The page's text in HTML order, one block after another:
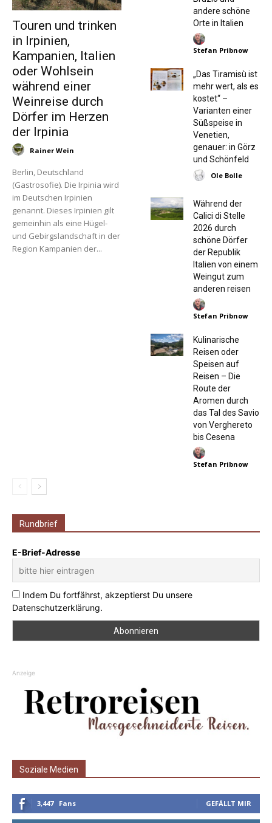
Touren und trinken
in Irpinien,
Kampanien, Italien
oder Wohlsein
während einer
Weinreise durch
Dörfer im Herzen
der Irpinia
Rainer Wein
Berlin, Deutschland
(Gastrosofie). Die Irpinia wird
im Deutschen Irpinien
genannt. Dieses Irpinien gilt
gemeinhin als eine Hügel-
und Gebirgslandschaft in der
Region Kampanien der...
andere schöne
Orte in Italien
Stefan Pribnow
„Das Tiramisù ist
mehr wert, als es
kostet“ –
Varianten einer
Süßspeise in
Venetien,
genauer: in Görz
und Schönfeld
Ole Bolle
Während der
Calici di Stelle
2026 durch
schöne Dörfer
der Republik
Italien von einem
Weingut zum
anderen reisen
Stefan Pribnow
Kulinarische
Reisen oder
Speisen auf
Reisen – Die
Route der
Aromen durch
das Tal des Savio
von Verghereto
bis Cesena
Stefan Pribnow
Rundbrief
E-Brief-Adresse
Indem Du fortfährst, akzeptierst Du unsere
Datenschutzerklärung.
Anzeige
Soziale Medien
3,447 Fans GEFÄLLT MIR